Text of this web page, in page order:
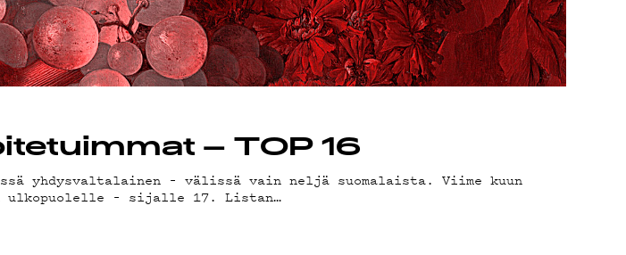
– TOP 16
yhdysvaltalainen – välissä vain neljä suomalaista. Viime kuun
– sijalle 17. Listan…